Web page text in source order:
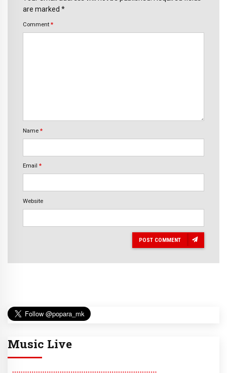
are marked *
Comment *
Name *
Email *
Website
POST COMMENT
Music Live